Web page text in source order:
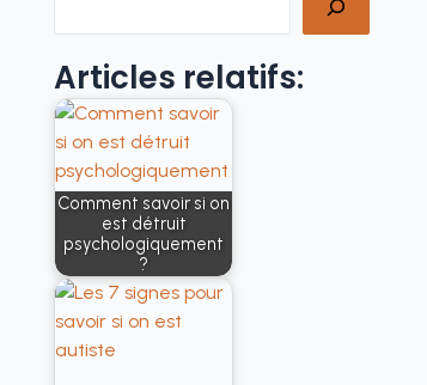
Articles relatifs:
Comment savoir si on
est détruit
psychologiquement
?